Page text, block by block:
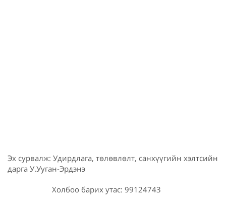
Эх сурвалж: Удирдлага, төлөвлөлт, санхүүгийн хэлтсийн
дарга У.Ууган-Эрдэнэ
Холбоо барих утас: 99124743